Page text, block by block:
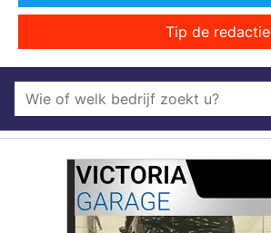
Tip de redactie